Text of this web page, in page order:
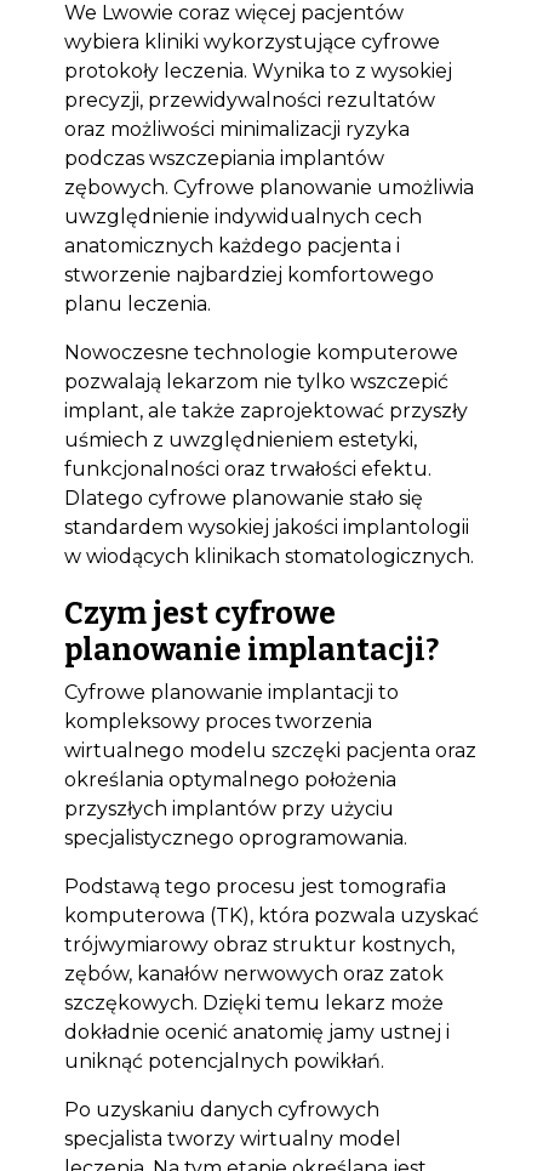
We Lwowie coraz więcej pacjentów
wybiera kliniki wykorzystujące cyfrowe
protokoły leczenia. Wynika to z wysokiej
precyzji, przewidywalności rezultatów
oraz możliwości minimalizacji ryzyka
podczas wszczepiania implantów
zębowych. Cyfrowe planowanie umożliwia
uwzględnienie indywidualnych cech
anatomicznych każdego pacjenta i
stworzenie najbardziej komfortowego
planu leczenia.
Nowoczesne technologie komputerowe
pozwalają lekarzom nie tylko wszczepić
implant, ale także zaprojektować przyszły
uśmiech z uwzględnieniem estetyki,
funkcjonalności oraz trwałości efektu.
Dlatego cyfrowe planowanie stało się
standardem wysokiej jakości implantologii
w wiodących klinikach stomatologicznych.
Czym jest cyfrowe
planowanie implantacji?
Cyfrowe planowanie implantacji to
kompleksowy proces tworzenia
wirtualnego modelu szczęki pacjenta oraz
określania optymalnego położenia
przyszłych implantów przy użyciu
specjalistycznego oprogramowania.
Podstawą tego procesu jest tomografia
komputerowa (TK), która pozwala uzyskać
trójwymiarowy obraz struktur kostnych,
zębów, kanałów nerwowych oraz zatok
szczękowych. Dzięki temu lekarz może
dokładnie ocenić anatomię jamy ustnej i
uniknąć potencjalnych powikłań.
Po uzyskaniu danych cyfrowych
specjalista tworzy wirtualny model